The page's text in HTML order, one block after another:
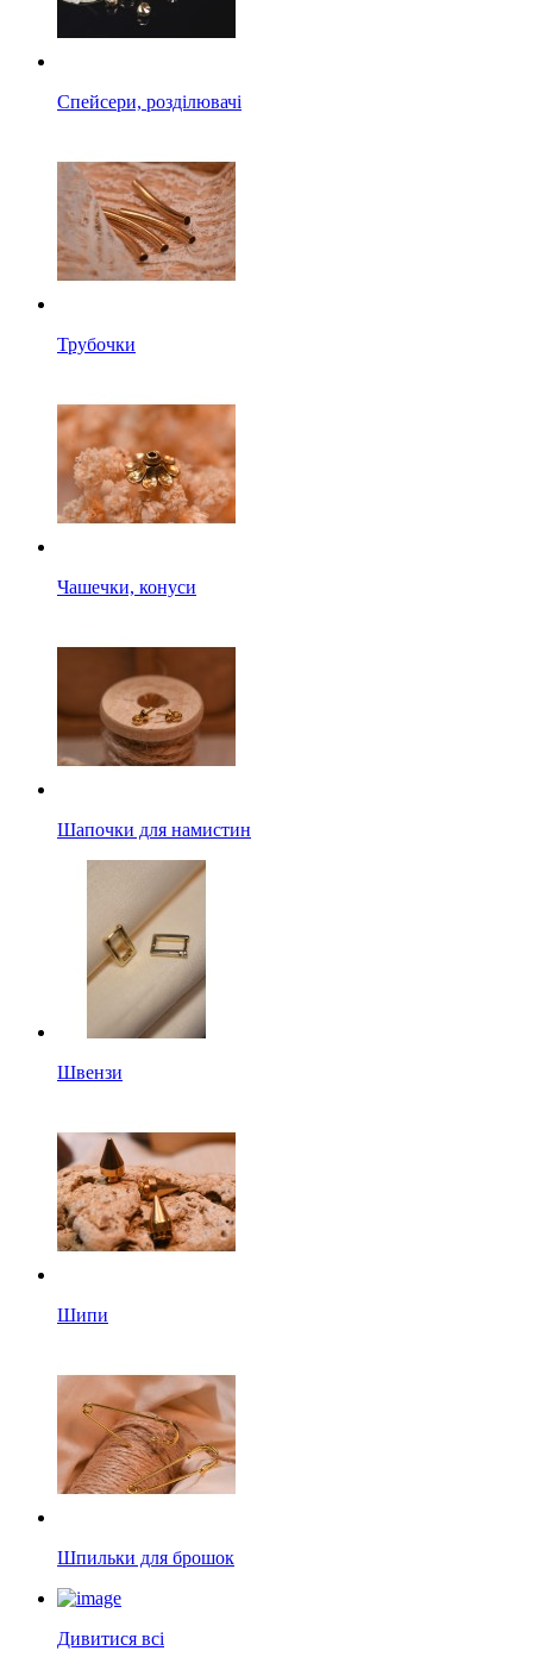
Спейсери, розділювачі
Трубочки
Чашечки, конуси
Шапочки для намистин
Швензи
Шипи
Шпильки для брошок
Дивитися всі